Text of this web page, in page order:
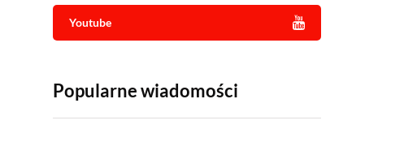
Youtube
Popularne wiadomości